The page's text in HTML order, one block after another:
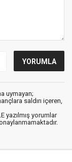
uymayan;
saldırı içeren,
yazılmış yorumlar